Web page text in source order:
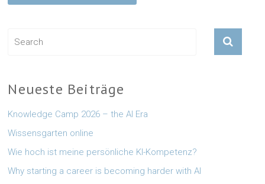
Neueste Beiträge
Knowledge Camp 2026 – the AI Era
Wissensgarten online
Wie hoch ist meine persönliche KI-Kompetenz?
Why starting a career is becoming harder with AI